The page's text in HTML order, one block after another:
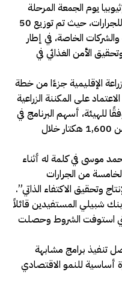
يوم الجمعة المرحلة
الخامسة من برنامج القروض الزراعية للجرارات، حيث تم توزيع 50
والشركات الخاصة، في إطار
الأمن الغذائي في
الإقليمية جزءًا من خطة
على المكننة الزراعية
للهيئة، أسهم البرنامج في
توسيع المساحات المزروعة إلى أكثر من 1,600 هكتار خلال
موسى في كلمة له أثناء
من الجرارات
وتحقيق الاكتفاء الذاتي”.
شبيلي المستفيدين قائلاً
استوفت الشروط وحصلت
تنفيذ برامج مشابهة
أساسية للنمو الاقتصادي